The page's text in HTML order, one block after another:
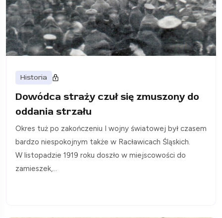
Historia
Dowódca straży czuł się zmuszony do
oddania strzału
Okres tuż po zakończeniu I wojny światowej był czasem
bardzo niespokojnym także w Racławicach Śląskich.
W listopadzie 1919 roku doszło w miejscowości do
zamieszek,...